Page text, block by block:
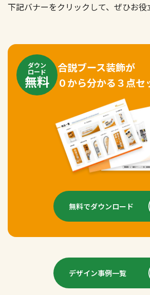
下記バナーをクリックして、ぜひお役
ダウン
ロード
無料
合説ブース装飾が
０から分かる３点セ
無料でダウンロード
デザイン事例一覧